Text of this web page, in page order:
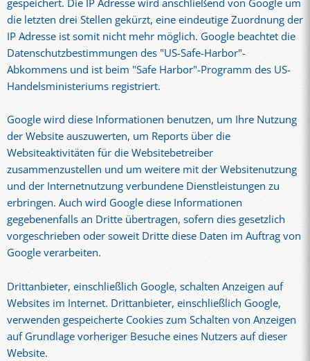
gespeichert. Die IP Adresse wird anschließend von Google um
die letzten drei Stellen gekürzt, eine eindeutige Zuordnung der
IP Adresse ist somit nicht mehr möglich. Google beachtet die
Datenschutzbestimmungen des "US-Safe-Harbor"-
Abkommens und ist beim "Safe Harbor"-Programm des US-
Handelsministeriums registriert.
Google wird diese Informationen benutzen, um Ihre Nutzung
der Website auszuwerten, um Reports über die
Websiteaktivitäten für die Websitebetreiber
zusammenzustellen und um weitere mit der Websitenutzung
und der Internetnutzung verbundene Dienstleistungen zu
erbringen. Auch wird Google diese Informationen
gegebenenfalls an Dritte übertragen, sofern dies gesetzlich
vorgeschrieben oder soweit Dritte diese Daten im Auftrag von
Google verarbeiten.
Drittanbieter, einschließlich Google, schalten Anzeigen auf
Websites im Internet. Drittanbieter, einschließlich Google,
verwenden gespeicherte Cookies zum Schalten von Anzeigen
auf Grundlage vorheriger Besuche eines Nutzers auf dieser
Website.